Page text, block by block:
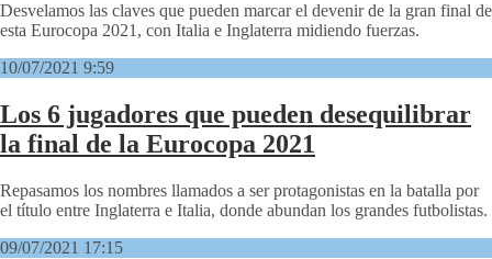
Desvelamos las claves que pueden marcar el devenir de la gran final de
esta Eurocopa 2021, con Italia e Inglaterra midiendo fuerzas.
10/07/2021 9:59
Los 6 jugadores que pueden desequilibrar
la final de la Eurocopa 2021
Repasamos los nombres llamados a ser protagonistas en la batalla por
el título entre Inglaterra e Italia, donde abundan los grandes futbolistas.
09/07/2021 17:15